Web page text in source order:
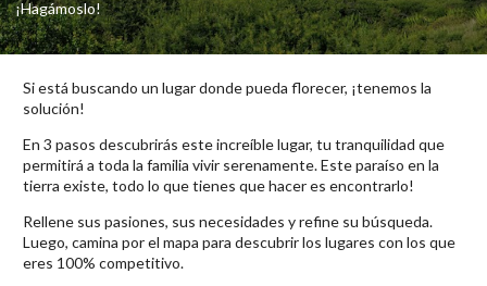
¡Hagámoslo!
Si está buscando un lugar donde pueda florecer, ¡tenemos la
solución!
En 3 pasos descubrirás este increíble lugar, tu tranquilidad que
permitirá a toda la familia vivir serenamente. Este paraíso en la
tierra existe, todo lo que tienes que hacer es encontrarlo!
Rellene sus pasiones, sus necesidades y refine su búsqueda.
Luego, camina por el mapa para descubrir los lugares con los que
eres 100% competitivo.